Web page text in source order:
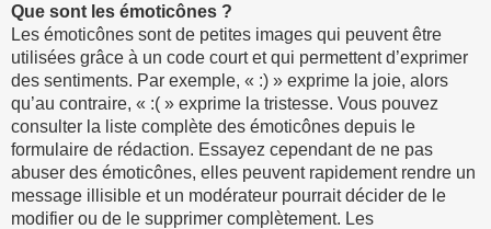
Que sont les émoticônes ?
Les émoticônes sont de petites images qui peuvent être
utilisées grâce à un code court et qui permettent d’exprimer
des sentiments. Par exemple, « :) » exprime la joie, alors
qu’au contraire, « :( » exprime la tristesse. Vous pouvez
consulter la liste complète des émoticônes depuis le
formulaire de rédaction. Essayez cependant de ne pas
abuser des émoticônes, elles peuvent rapidement rendre un
message illisible et un modérateur pourrait décider de le
modifier ou de le supprimer complètement. Les